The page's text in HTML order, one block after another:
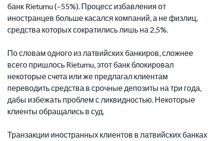
банк Rietumu (–55%). Процесс избавления от
иностранцев больше касался компаний, а не физлиц,
средства которых сократились лишь на 2,5%.
По словам одного из латвийских банкиров, сложнее
всего пришлось Rietumu, этот банк блокировал
некоторые счета или же предлагал клиентам
переводить средства в срочные депозиты на три года,
дабы избежать проблем с ликвидностью. Некоторые
клиенты обращались в суд.
Транзакции иностранных клиентов в латвийских банках